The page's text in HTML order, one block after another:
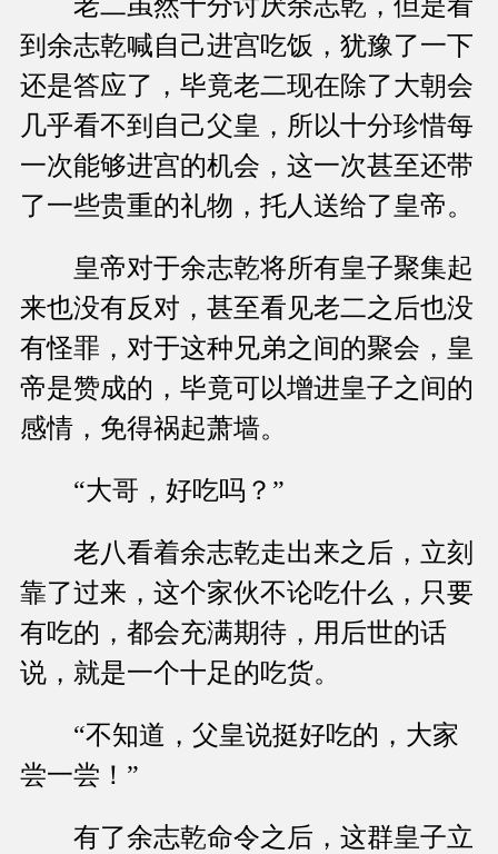
到余志乾喊自己进宫吃饭，犹豫了一下
还是答应了，毕竟老二现在除了大朝会
几乎看不到自己父皇，所以十分珍惜每
一次能够进宫的机会，这一次甚至还带
了一些贵重的礼物，托人送给了皇帝。
皇帝对于余志乾将所有皇子聚集起
来也没有反对，甚至看见老二之后也没
有怪罪，对于这种兄弟之间的聚会，皇
帝是赞成的，毕竟可以增进皇子之间的
感情，免得祸起萧墙。
“大哥，好吃吗？”
老八看着余志乾走出来之后，立刻
靠了过来，这个家伙不论吃什么，只要
有吃的，都会充满期待，用后世的话
说，就是一个十足的吃货。
“不知道，父皇说挺好吃的，大家
尝一尝！”
有了余志乾命令之后，这群皇子立